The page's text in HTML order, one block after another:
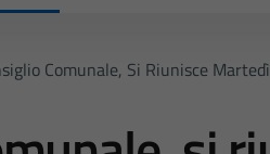
Comunale, Si Riunisce